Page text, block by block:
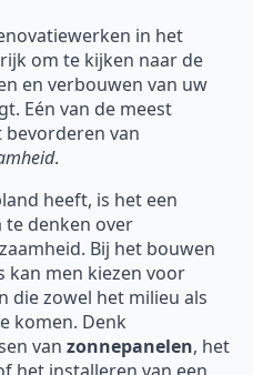
in het
om te kijken naar de
en verbouwen van uw
Eén van de meest
bevorderen van
.
heeft, is het een
denken over
Bij het bouwen
kan men kiezen voor
die zowel het milieu als
komen. Denk
van zonnepanelen, het